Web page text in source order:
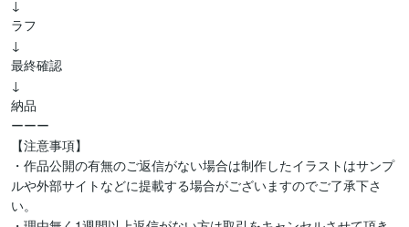
↓
ラフ
↓
最終確認
↓
納品
ーーー
【注意事項】
・作品公開の有無のご返信がない場合は制作したイラストはサンプ
ルや外部サイトなどに提載する場合がございますのでご了承下さ
い。